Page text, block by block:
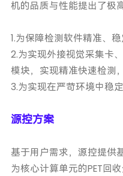
机的品质与性能提出了极
1.为保障检测软件精准、
2.为实现外接视觉采集卡
模块，实现精准快速检测
3.为实现在严苛环境中稳
源控方案
基于用户需求，源控提供
为核心计算单元的PET回